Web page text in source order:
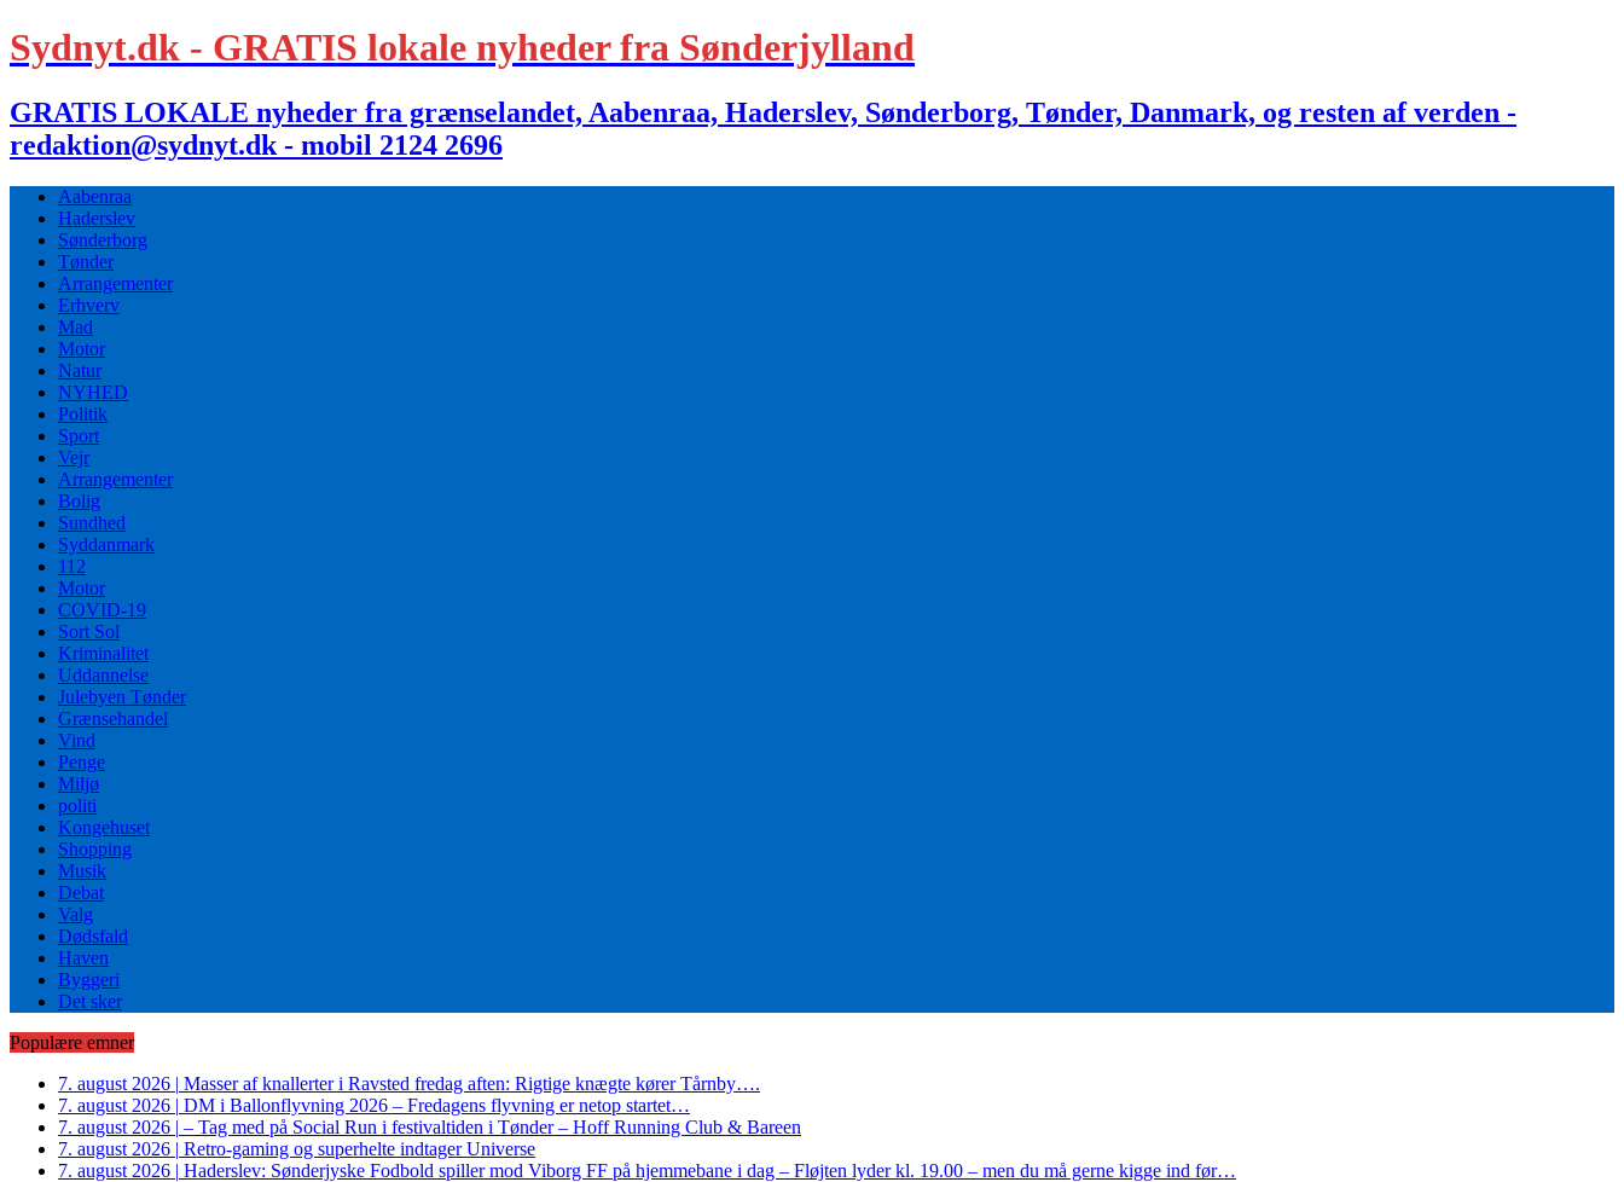
Sydnyt.dk - GRATIS lokale nyheder fra Sønderjylland
GRATIS LOKALE nyheder fra grænselandet, Aabenraa, Haderslev, Sønderborg, Tønder, Danmark, og resten af verden -
redaktion@sydnyt.dk - mobil 2124 2696
Aabenraa
Haderslev
Sønderborg
Tønder
Arrangementer
Erhverv
Mad
Motor
Natur
NYHED
Politik
Sport
Vejr
Arrangementer
Bolig
Sundhed
Syddanmark
112
Motor
COVID-19
Sort Sol
Kriminalitet
Uddannelse
Julebyen Tønder
Grænsehandel
Vind
Penge
Miljø
politi
Kongehuset
Shopping
Musik
Debat
Valg
Dødsfald
Haven
Byggeri
Det sker
Populære emner
7. august 2026 | Masser af knallerter i Ravsted fredag aften: Rigtige knægte kører Tårnby….
7. august 2026 | DM i Ballonflyvning 2026 – Fredagens flyvning er netop startet…
7. august 2026 | – Tag med på Social Run i festivaltiden i Tønder – Hoff Running Club & Bareen
7. august 2026 | Retro-gaming og superhelte indtager Universe
7. august 2026 | Haderslev: Sønderjyske Fodbold spiller mod Viborg FF på hjemmebane i dag – Fløjten lyder kl. 19.00 – men du må gerne kigge ind før…